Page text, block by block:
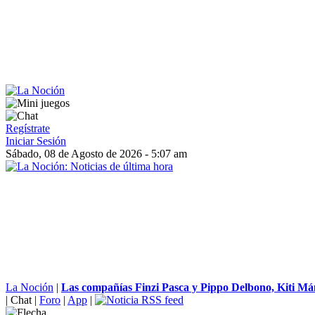
Regístrate
Iniciar Sesión
Sábado, 08 de Agosto de 2026 - 5:07 am
La Noción | Las compañías Finzi Pasca y Pippo Delbono, Kiti
| Chat | Foro | App |